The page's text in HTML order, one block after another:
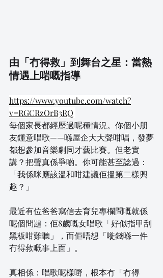
由「冇得救」到舞台之星：當熱
情遇上啱嘅指導
https://www.youtube.com/watch?
v=RGCRzOrB3RQ
每個家長都經歷過呢種情況。你個小朋
友鍾意唱歌——喺屋企大大聲咁唱，發夢
都想參加音樂劇同才藝比賽。但老實
講？把聲真係爭啲。你可能甚至諗過：
「我係咪應該溫和咁建議佢搵第二樣興
趣？」
最近有位爸爸寫信去育兒專欄問嘅就係
呢個問題：佢8歲嘅女唱歌「好似指甲刮
黑板咁難聽」，而佢唔想「嘥錢喺一件
冇得救嘅事上面」。
真相係：唱歌呢樣嘢，根本冇「冇得